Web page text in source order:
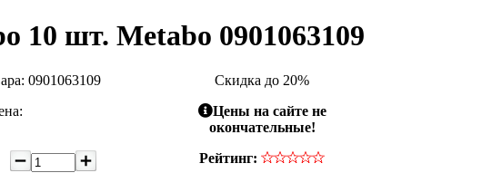
10 шт. Metabo 0901063109
0901063109
Скидка до 20%
Цены на сайте не
окончательные!
Рейтинг: